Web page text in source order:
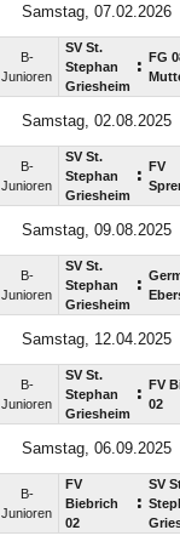
Samstag, 07.02.2026
B-
Junioren
SV St.
Stephan
Griesheim
:
FG
Samstag, 02.08.2025
B-
Junioren
SV St.
Stephan
Griesheim
:
FV
Samstag, 09.08.2025
B-
Junioren
SV St.
Stephan
Griesheim
:
Samstag, 12.04.2025
B-
Junioren
SV St.
Stephan
Griesheim
:
FV
02
Samstag, 06.09.2025
B-
Junioren
FV
Biebrich
02
:
SV